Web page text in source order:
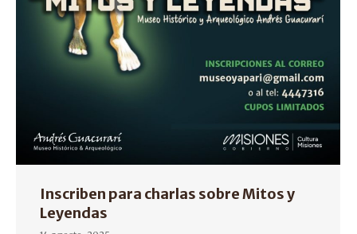
Inscriben para charlas sobre Mitos y
Leyendas